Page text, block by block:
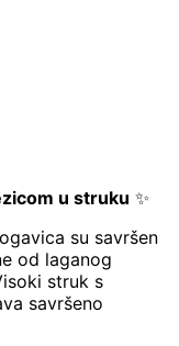
u struku ✨
su savršen
od laganog
struk s
savršeno